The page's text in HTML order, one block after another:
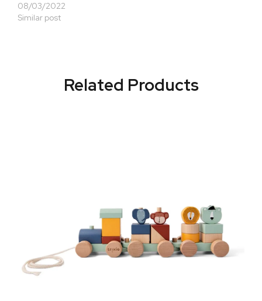
08/03/2022
Similar post
Related Products